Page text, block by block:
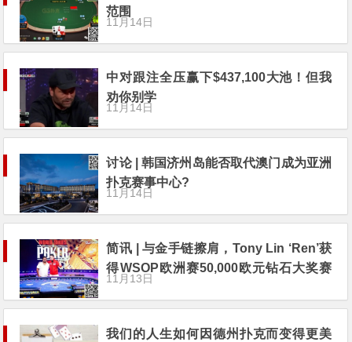
范围
11月14日
中对跟注全压赢下$437,100大池！但我
劝你别学
11月14日
讨论 | 韩国济州岛能否取代澳门成为亚洲
扑克赛事中心?
11月14日
简讯 | 与金手链擦肩，Tony Lin ‘Ren’获
得WSOP欧洲赛50,000欧元钻石大奖赛
亚军
11月13日
我们的人生如何因德州扑克而变得更美